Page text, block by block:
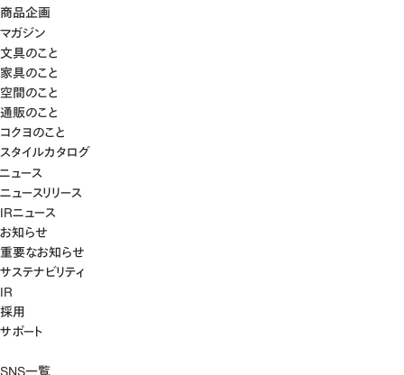
商品企画
マガジン
文具のこと
家具のこと
空間のこと
通販のこと
コクヨのこと
スタイルカタログ
ニュース
ニュースリリース
IRニュース
お知らせ
重要なお知らせ
サステナビリティ
IR
採用
サポート
SNS一覧